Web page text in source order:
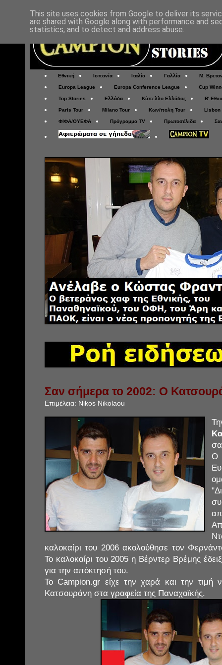
Εθνική Ισπανία Ιταλία Γαλλία Μ.
Europa League Europa Conference League Cup
Top Stories Ελλάδα Κύπελλο Ελλάδος Β'
Paris Tour Milano Tour Κων/πολη Tour Lisbon
ΦΙΦΑ/ΟΥΕΦΑ Πρόγραμμα TV Πρωτοσέλιδα
Σαν σήμερα το 2002: Ο
Επιμέλεια: Nikos Nikolaou
Ο
καλοκαίρι του 2006 ακολούθησε τον
Το καλοκαίρι του 2005 η Βέρντερ Βρέμης
για την απόκτησή του.
Το Campion.gr είχε την χαρά και την τιμή
Κατσουράνη στα γραφεία της Παναχαϊκής.
This site uses cookies from Google to deliver its
are shared with Google along with performance and
statistics, and to detect and address abuse.